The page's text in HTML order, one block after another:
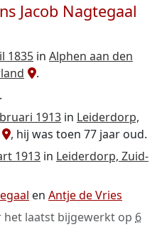
Jacob Nagtegaal
1835 in Alphen aan den
.
1913 in Leiderdorp,
, hij was toen 77 jaar oud.
1913 in Leiderdorp, Zuid-
en Antje de Vries
het laatst bijgewerkt op 6